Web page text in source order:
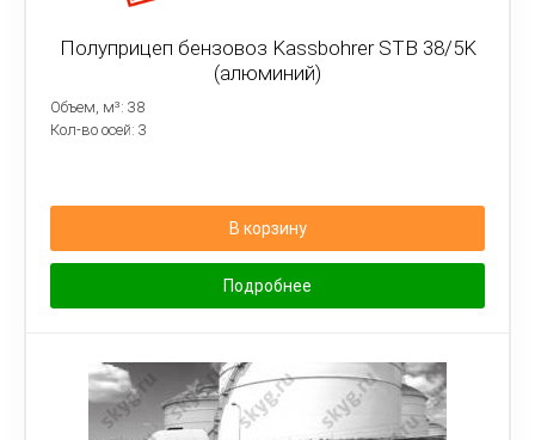
Полуприцеп бензовоз Kassbohrer STB 38/5K
(алюминий)
Объем, м³: 38
Кол-во осей: 3
В корзину
Подробнее